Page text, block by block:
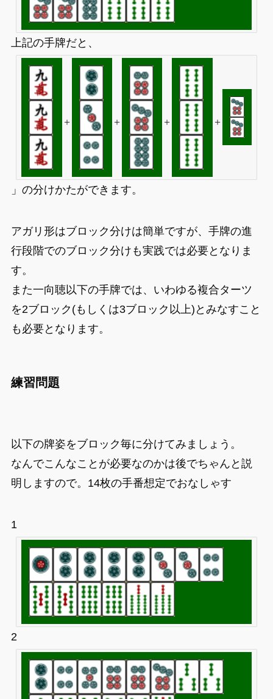
上記の手牌だと、
＋ ＋ ＋ ＋
」の分けかたができます。
アガリ形はブロック分けは簡単ですが、手牌の進
行段階でのブロック分けも実践では必要となりま
す。
また一向聴以下の手牌では、いわゆる複合ターツ
を2ブロック(もしくは3ブロック以上)とみなすこと
も必要となります。
練習問題
以下の牌姿をブロック毎に分けてみましょう。
なんでこんなことが必要なのかは後でちゃんと説
明しますので。14枚の手番想定でおなしゃす
1
2